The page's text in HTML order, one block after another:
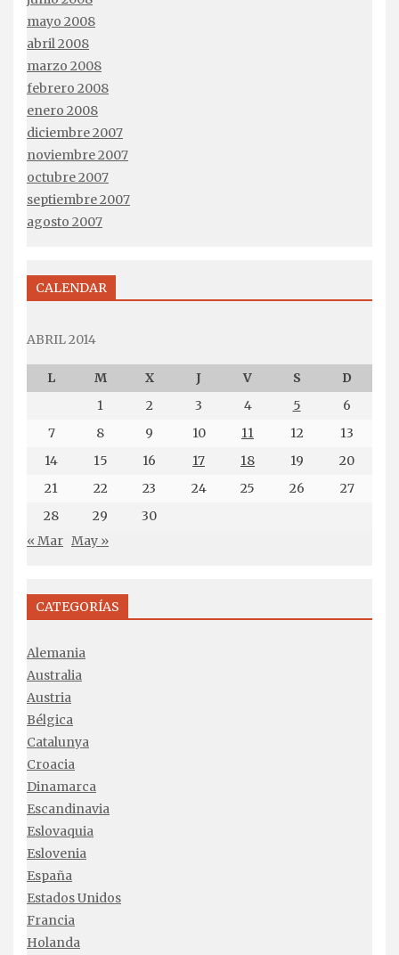
mayo 2008
abril 2008
marzo 2008
febrero 2008
enero 2008
diciembre 2007
noviembre 2007
octubre 2007
septiembre 2007
agosto 2007
CALENDAR
ABRIL 2014
L M X J V S
D
1
2 3 4 5
6
7
8 9 10 11 12
13
14
15 16 17 18 19
20
21
22 23 24 25 26
27
28
29
30
« Mar May »
CATEGORÍAS
Alemania
Australia
Austria
Bélgica
Catalunya
Croacia
Dinamarca
Escandinavia
Eslovaquia
Eslovenia
España
Estados Unidos
Francia
Holanda